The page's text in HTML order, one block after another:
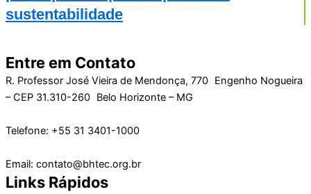
sustentabilidade
Entre em Contato
R. Professor José Vieira de Mendonça, 770 Engenho Nogueira
– CEP 31.310-260 Belo Horizonte – MG
Telefone: +55 31 3401-1000
Email: contato@bhtec.org.br
Links Rápidos